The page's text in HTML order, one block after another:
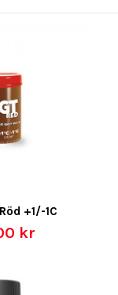
+1/-1C
kr